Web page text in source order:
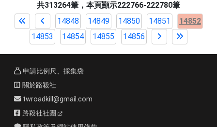
共313264筆，本頁顯示222766-222780筆
14848
14849 14850 14851
14852
14853
14854 14855 14856
申請比例尺、採集袋
關於路殺社
twroadkill@gmail.com
路殺社社團